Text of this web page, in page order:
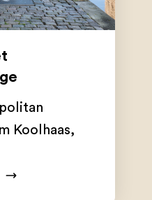
Koolhaas,